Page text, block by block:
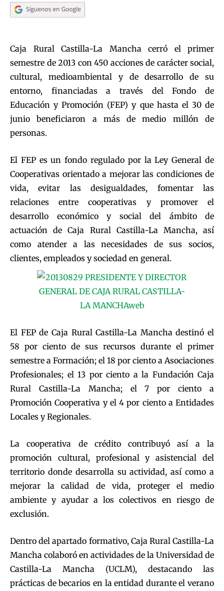
Caja Rural Castilla-La Mancha cerró el primer
semestre de 2013 con 450 acciones de carácter social,
cultural, medioambiental y de desarrollo de su
entorno, financiadas a través del Fondo de
Educación y Promoción (FEP) y que hasta el 30 de
junio beneficiaron a más de medio millón de
personas.
El FEP es un fondo regulado por la Ley General de
Cooperativas orientado a mejorar las condiciones de
vida, evitar las desigualdades, fomentar las
relaciones entre cooperativas y promover el
desarrollo económico y social del ámbito de
actuación de Caja Rural Castilla-La Mancha, así
como atender a las necesidades de sus socios,
clientes, empleados y sociedad en general.
El FEP de Caja Rural Castilla-La Mancha destinó el
58 por ciento de sus recursos durante el primer
semestre a Formación; el 18 por ciento a Asociaciones
Profesionales; el 13 por ciento a la Fundación Caja
Rural Castilla-La Mancha; el 7 por ciento a
Promoción Cooperativa y el 4 por ciento a Entidades
Locales y Regionales.
La cooperativa de crédito contribuyó así a la
promoción cultural, profesional y asistencial del
territorio donde desarrolla su actividad, así como a
mejorar la calidad de vida, proteger el medio
ambiente y ayudar a los colectivos en riesgo de
exclusión.
Dentro del apartado formativo, Caja Rural Castilla-La
Mancha colaboró en actividades de la Universidad de
Castilla-La Mancha (UCLM), destacando las
prácticas de becarios en la entidad durante el verano